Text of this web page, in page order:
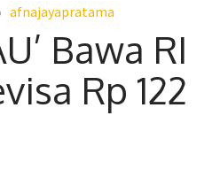
afnajayapratama
Bawa RI
Rp 122